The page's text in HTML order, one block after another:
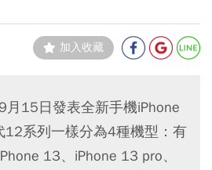
加入收藏
月15日發表全新手機iPhone
12系列一樣分為4種機型：有
13、iPhone 13 pro、